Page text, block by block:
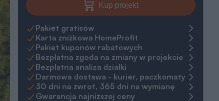
Kup projekt
Pakiet gratisów
Karta zniżkowa HomeProfit
Pakiet kuponów rabatowych
Bezpłatna zgoda na zmiany w projekcie
Bezpłatna analiza działki
Darmowa dostawa - kurier, paczkomaty
30 dni na zwrot, 365 dni na wymianę
Gwarancja najniższej ceny